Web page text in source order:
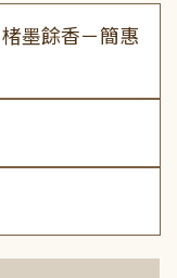
楮墨餘香－簡惠